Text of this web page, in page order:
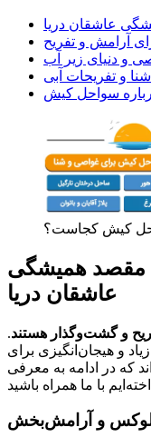
عاشقان دریا
آرامش و تفریح
و دنیای زیر آب
و تفریحات آبی
سواحل کیش
کیش کجاست؟
مقصد همیشگی
عاشقان دریا
و گشت‌و‌گذار هستند.
و هیجان‌انگیزی برای
که در ادامه به معرفی
لوکس و آرامش‌بخش